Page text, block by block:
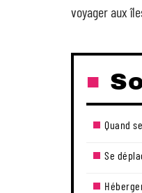
voyager aux
Quand
Se